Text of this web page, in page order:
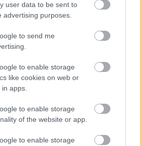
user data to be sent to
advertising purposes.
to send me
to enable storage
like cookies on web or
apps.
to enable storage
of the website or app.
to enable storage
adományoddal
működését!